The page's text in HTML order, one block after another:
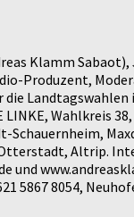
Klamm
Produzent,
die
LINKE, Wahlkreis
Schauernheim,
Altrip.
und
5867 8054,